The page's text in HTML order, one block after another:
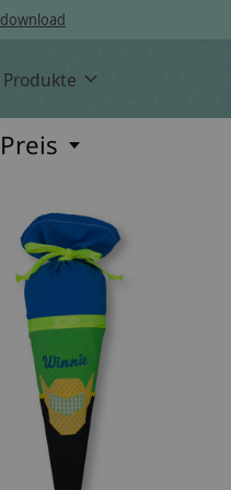
download
Produkte
Preis